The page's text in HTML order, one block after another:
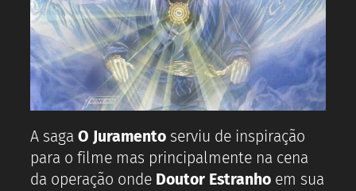
A saga O Juramentoserviu de inspiração
para o filme mas principalmente na cena
da operação onde Doutor Estranhoem sua